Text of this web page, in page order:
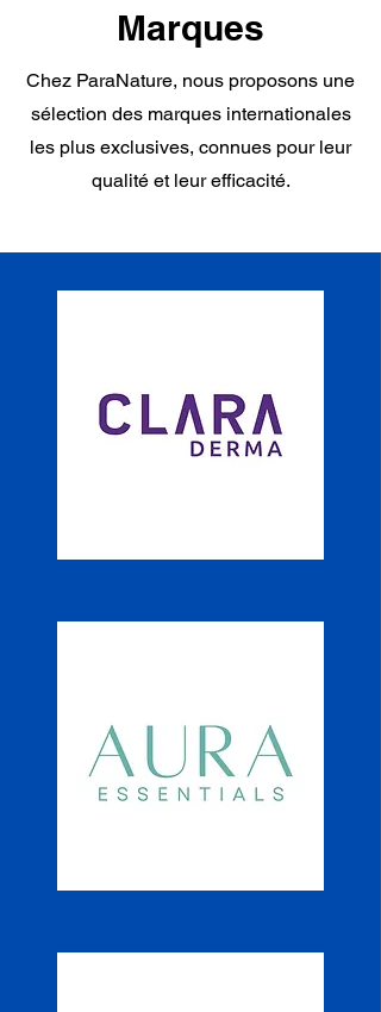
Marques
Chez ParaNature, nous proposons une
sélection des marques internationales
les plus exclusives, connues pour leur
qualité et leur efficacité.